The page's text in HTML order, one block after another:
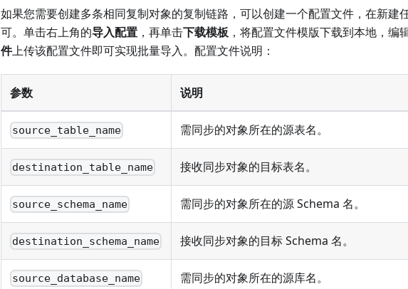
如果您需要创建多条相同复制对象的复制链路，可以创建一个配置文件，在新建
可。单击右上角的导入配置 ，再单击下载模板 ，将配置文件模版下载到本地，编
件上传该配置文件即可实现批量导入。配置文件说明：
参数 说明
source_table_name 需同步的对象所在的源表名。
destination_table_name 接收同步对象的目标表名。
source_schema_name 需同步的对象所在的源 Schema 名。
destination_schema_name 接收同步对象的目标 Schema 名。
source_database_name 需同步的对象所在的源库名。